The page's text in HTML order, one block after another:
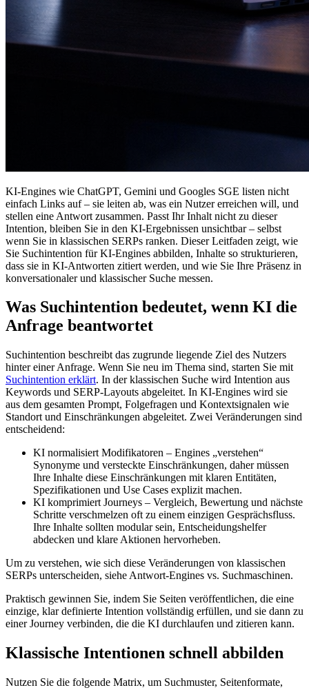
KI-Engines wie ChatGPT, Gemini und Googles SGE listen nicht
einfach Links auf – sie leiten ab, was ein Nutzer erreichen will, und
stellen eine Antwort zusammen. Passt Ihr Inhalt nicht zu dieser
Intention, bleiben Sie in den KI-Ergebnissen unsichtbar – selbst
wenn Sie in klassischen SERPs ranken. Dieser Leitfaden zeigt, wie
Sie Suchintention für KI-Engines abbilden, Inhalte so strukturieren,
dass sie in KI-Antworten zitiert werden, und wie Sie Ihre Präsenz in
konversationaler und klassischer Suche messen.
Was Suchintention bedeutet, wenn KI die
Anfrage beantwortet
Suchintention beschreibt das zugrunde liegende Ziel des Nutzers
hinter einer Anfrage. Wenn Sie neu im Thema sind, starten Sie mit
Suchintention erklärt. In der klassischen Suche wird Intention aus
Keywords und SERP-Layouts abgeleitet. In KI-Engines wird sie
aus dem gesamten Prompt, Folgefragen und Kontextsignalen wie
Standort und Einschränkungen abgeleitet. Zwei Veränderungen sind
entscheidend:
KI normalisiert Modifikatoren – Engines „verstehen“
Synonyme und versteckte Einschränkungen, daher müssen
Ihre Inhalte diese Einschränkungen mit klaren Entitäten,
Spezifikationen und Use Cases explizit machen.
KI komprimiert Journeys – Vergleich, Bewertung und nächste
Schritte verschmelzen oft zu einem einzigen Gesprächsfluss.
Ihre Inhalte sollten modular sein, Entscheidungshelfer
abdecken und klare Aktionen hervorheben.
Um zu verstehen, wie sich diese Veränderungen von klassischen
SERPs unterscheiden, siehe Antwort-Engines vs. Suchmaschinen.
Praktisch gewinnen Sie, indem Sie Seiten veröffentlichen, die eine
einzige, klar definierte Intention vollständig erfüllen, und sie dann zu
einer Journey verbinden, die die KI durchlaufen und zitieren kann.
Klassische Intentionen schnell abbilden
Nutzen Sie die folgende Matrix, um Suchmuster, Seitenformate,